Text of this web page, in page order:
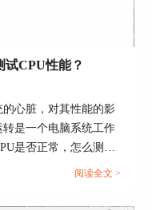
测试界面
在Temperature和
试CPU性能？
心脏，对其性能的影
是一个电脑系统工作
是否正常，怎么测试
阅读全文 >